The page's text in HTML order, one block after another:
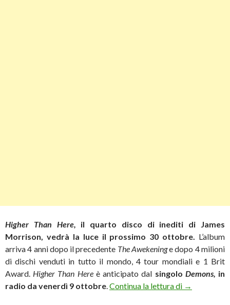
Higher Than Here, il quarto disco di inediti di James
Morrison, vedrà la luce il prossimo 30 ottobre.
L’album
arriva 4 anni dopo il precedente The Awekeninge dopo 4 milioni
di dischi venduti in tutto il mondo, 4 tour mondiali e 1 Brit
Award. Higher Than Here è anticipato dal singolo Demons, in
radio da venerdì 9 ottobre Continua la lettura di James
→